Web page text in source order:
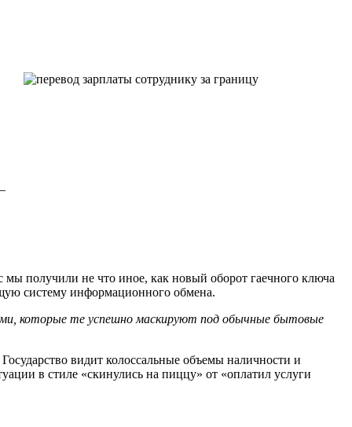
получили не что иное, как новый оборот гаечного ключа
систему информационного обмена.
которые те успешно маскируют под обычные бытовые
видит колоссальные объемы наличности и
в стиле «скинулись на пиццу» от «оплатил услуги